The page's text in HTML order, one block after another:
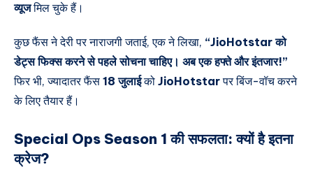
व्यूजमिल चुके हैं।
कुछ फैंस ने देरी पर नाराजगी जताई, एक ने लिखा, “JioHotstar को
डेट्स फिक्स करने से पहले सोचना चाहिए। अब एक हफ्ते और इंतजार!”
फिर भी, ज्यादातर फैंस 18 जुलाईको JioHotstarपर बिंज-वॉच करने
के लिए तैयार हैं।
Special Ops Season 1 की सफलता:क्यों है इतना
क्रेज?